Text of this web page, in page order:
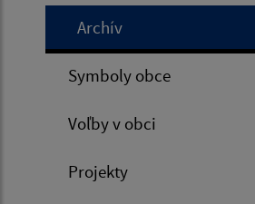
Archív
Symboly obce
Voľby v obci
Projekty